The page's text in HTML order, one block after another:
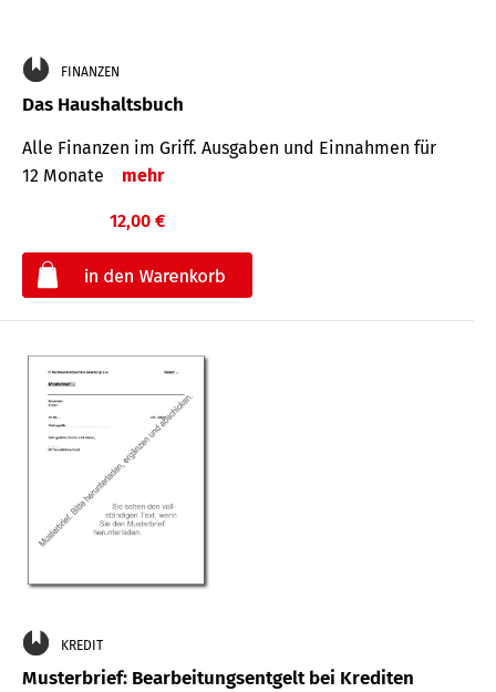
FINANZEN
Das Haushaltsbuch
Alle Finanzen im Griff. Aus­gaben und Ein­nahmen für
12 Monate
mehr
12,00 €
KREDIT
Musterbrief: Bearbeitungsentgelt bei Krediten